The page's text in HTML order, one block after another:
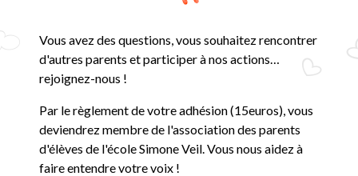
Vous avez des questions, vous souhaitez rencontrer
d'autres parents et participer à nos actions…
rejoignez-nous !
Par le règlement de votre adhésion (15euros), vous
deviendrez membre de l'association des parents
d'élèves de l'école Simone Veil. Vous nous aidez à
faire entendre votre voix !